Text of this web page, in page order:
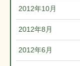
2012年10月
2012年8月
2012年6月